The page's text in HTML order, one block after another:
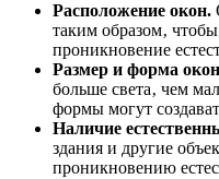
Расположение окон.
таким образом‚
проникновение
Размер и форма
больше света‚ чем
формы могут
Наличие
здания и другие
проникновению